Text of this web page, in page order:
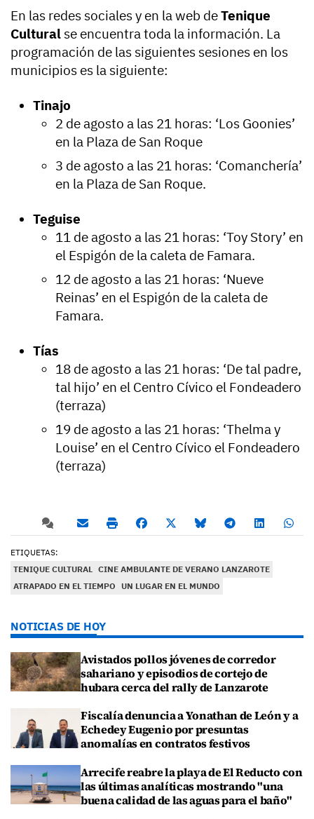
En las redes sociales y en la web deTenique
Cultural se encuentra toda la información. La
programación de las siguientes sesiones en los
municipios es la siguiente:
Tinajo
2 de agosto a las 21 horas: ‘Los Goonies’
en la Plaza de San Roque
3 de agosto a las 21 horas: ‘Comanchería’
en la Plaza de San Roque.
Teguise
11 de agosto a las 21 horas: ‘Toy Story’ en
el Espigón de la caleta de Famara.
12 de agosto a las 21 horas: ‘Nueve
Reinas’ en el Espigón de la caleta de
Famara.
Tías
18 de agosto a las 21 horas: ‘De tal padre,
tal hijo’ en el Centro Cívico el Fondeadero
(terraza)
19 de agosto a las 21 horas: ‘Thelma y
Louise’ en el Centro Cívico el Fondeadero
(terraza)
ETIQUETAS:
TENIQUE CULTURAL CINE AMBULANTE DE VERANO LANZAROTE
ATRAPADO EN EL TIEMPO
UN LUGAR EN EL MUNDO
NOTICIAS DE HOY
Avistados pollos jóvenes de corredor
sahariano y episodios de cortejo de
hubara cerca del rally de Lanzarote
Fiscalía denuncia a Yonathan de León y a
Echedey Eugenio por presuntas
anomalías en contratos festivos
Arrecife reabre la playa de El Reducto con
las últimas analíticas mostrando "una
buena calidad de las aguas para el baño"